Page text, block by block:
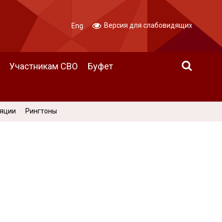
Участникам СВО Буфет
Eng Версия для слабовидящих
Рингтоны